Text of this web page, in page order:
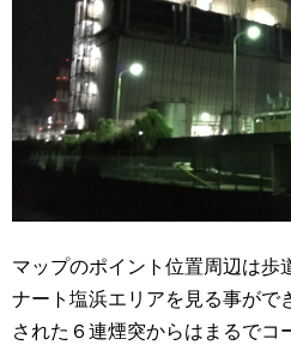
マップのポイント位置周辺は歩
ナート塩浜エリアを見る事がで
された６連煙突からはまるでコ